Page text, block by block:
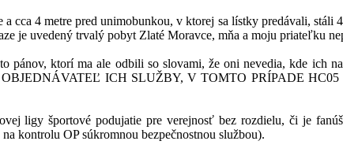
cca 4 metre pred unimobunkou, v ktorej sa lístky predávali,
je uvedený trvalý pobyt Zlaté Moravce, mňa a moju priateľku
pánov, ktorí ma ale odbili so slovami, že oni nevedia, kde ich
OBJEDNÁVATEĽ ICH SLUŽBY, V TOMTO PRÍPADE
ligy športové podujatie pre verejnosť bez rozdielu, či je
kontrolu OP súkromnou bezpečnostnou službou).